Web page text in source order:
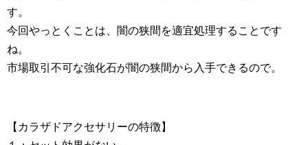
す。
今回やっとくことは、闇の狭間を適宜処理することです
ね。
市場取引不可な強化石が闇の狭間から入手できるので。
【カラザドアクセサリーの特徴】